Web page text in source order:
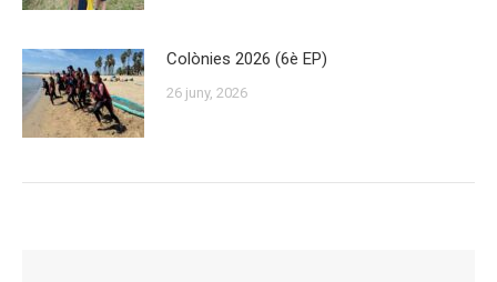
Colònies 2026 (6è EP)
26 juny, 2026